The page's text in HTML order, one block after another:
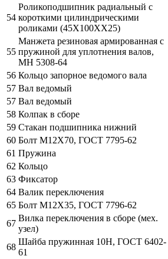
54
Роликоподшипник радиальный с
короткими цилиндрическими
роликами (45Х100ХХ25)
55
Манжета резиновая армированная с
пружиной для уплотнения валов,
МН 5308-64
56 Кольцо запорное ведомого вала
57 Вал ведомый
57 Вал ведомый
58 Колпак в сборе
59 Стакан подшипника нижний
60 Болт М12Х70, ГОСТ 7795-62
61 Пружина
62 Кольцо
63 Фиксатор
64 Валик переключения
65 Болт М12Х35, ГОСТ 7796-62
67
Вилка переключения в сборе (мех.
узел)
68
Шайба пружинная 10Н, ГОСТ 6402-
61